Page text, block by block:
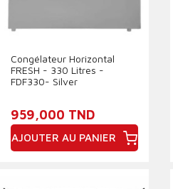
Congélateur Horizontal
FRESH - 330 Litres -
FDF330- Silver
959,000 TND
AJOUTER AU PANIER